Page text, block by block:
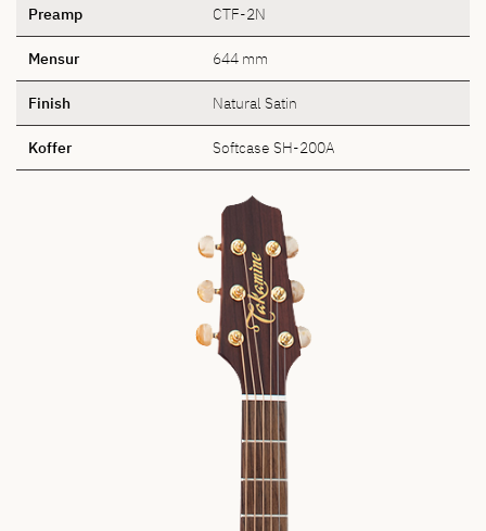
Preamp CTF-2N
Mensur 644 mm
Finish Natural Satin
Koffer Softcase SH-200A